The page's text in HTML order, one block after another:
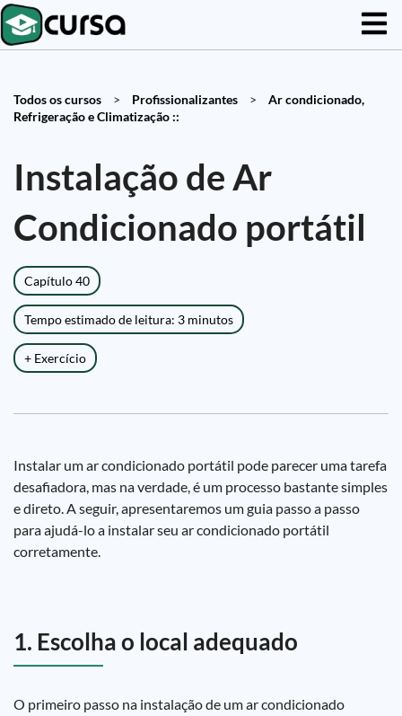
Todos os cursos > Profissionalizantes >
Ar condicionado,
Refrigeração e Climatização ::
Instalação de Ar
Condicionado portátil
Capítulo 40
Tempo estimado de leitura: 3 minutos
+ Exercício
Instalar um ar condicionado portátil pode parecer uma tarefa
desafiadora, mas na verdade, é um processo bastante simples
e direto. A seguir, apresentaremos um guia passo a passo
para ajudá-lo a instalar seu ar condicionado portátil
corretamente.
1. Escolha o local adequado
O primeiro passo na instalação de um ar condicionado